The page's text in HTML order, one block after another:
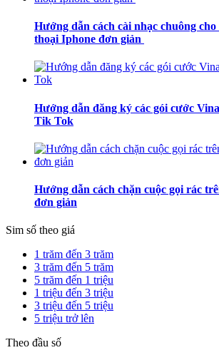
Hướng dẫn cách cài nhạc chuông
thoại Iphone đơn giản
Hướng dẫn đăng ký các gói cước
Tik Tok
Hướng dẫn cách chặn cuộc gọi rác
đơn giản
Sim số theo giá
1 trăm đến 3 trăm
3 trăm đến 5 trăm
5 trăm đến 1 triệu
1 triệu đến 3 triệu
3 triệu đến 5 triệu
5 triệu trở lên
Theo đầu số